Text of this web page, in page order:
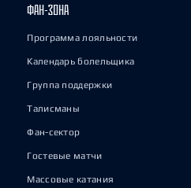
ФАН-ЗОНА
Программа лояльности
Календарь болельщика
Группа поддержки
Талисманы
Фан-сектор
Гостевые матчи
Массовые катания